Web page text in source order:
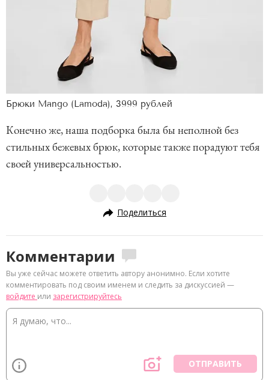
Брюки Mango (Lamoda), 3999 рублей
Конечно же, наша подборка была бы неполной без
стильных бежевых брюк, которые также порадуют тебя
своей универсальностью.
Поделиться
Комментарии
Вы уже сейчас можете ответить автору анонимно. Если хотите
комментировать под своим именем и следить за дискуссией —
войдите или зарегистрируйтесь
ОТПРАВИТЬ